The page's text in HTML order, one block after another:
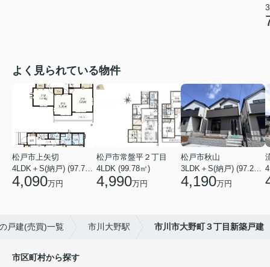
よく見られている物件
松戸市上矢切
4,090万円
松戸市常盤平２丁目
4LDK (99.78㎡)
4,990万円
松戸市秋山
4,190万円
戸建(売買)一覧 市川大野駅 市川市大野町３丁目新築戸建
市区町村から探す